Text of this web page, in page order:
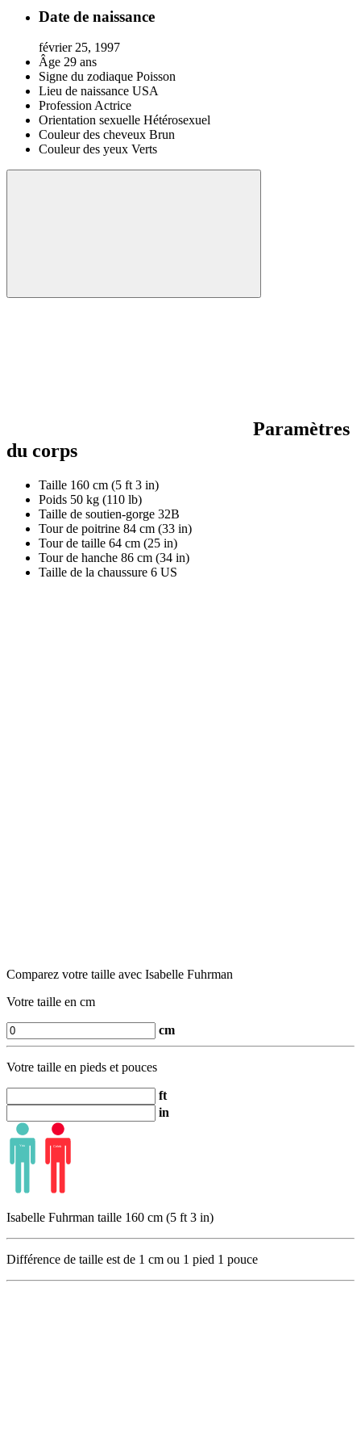
Date de naissance
février 25, 1997
Âge 29 ans
Signe du zodiaque Poisson
Lieu de naissance USA
ProfessionActrice
Orientation sexuelle Hétérosexuel
Couleur des cheveux Brun
Couleur des yeux Verts
Paramètres
du corps
Taille 160 cm (5 ft 3 in)
Poids 50 kg (110 lb)
Taille de soutien-gorge 32B
Tour de poitrine 84 cm (33 in)
Tour de taille 64 cm (25 in)
Tour de hanche 86 cm (34 in)
Taille de la chaussure 6 US
Comparez votre taille avec Isabelle Fuhrman
Votre taille en cm
cm
Votre taille en pieds et pouces
ft
in
Isabelle Fuhrman taille 160 cm (5 ft 3 in)
Différence de taille est de 1 cm ou 1 pied 1 pouce